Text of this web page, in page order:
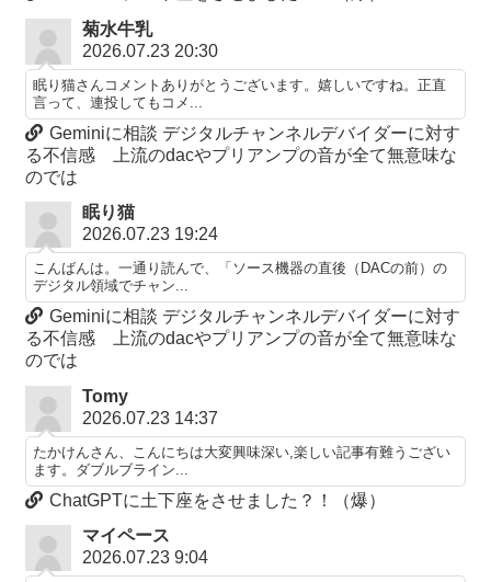
菊水牛乳
2026.07.23 20:30
眠り猫さんコメントありがとうございます。嬉しいですね。正直
言って、連投してもコメ...
Geminiに相談 デジタルチャンネルデバイダーに対す
る不信感 上流のdacやプリアンプの音が全て無意味な
のでは
眠り猫
2026.07.23 19:24
こんばんは。一通り読んで、「ソース機器の直後（DACの前）の
デジタル領域でチャン...
Geminiに相談 デジタルチャンネルデバイダーに対す
る不信感 上流のdacやプリアンプの音が全て無意味な
のでは
Tomy
2026.07.23 14:37
たかけんさん、こんにちは大変興味深い,楽しい記事有難うござい
ます。ダブルブライン...
ChatGPTに土下座をさせました？！（爆）
マイペース
2026.07.23 9:04